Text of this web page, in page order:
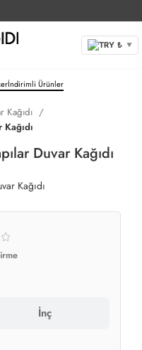
TRY ₺ ▼
İndirimli Ürünler
Kağıdı
Duvar Kağıdı
İnç